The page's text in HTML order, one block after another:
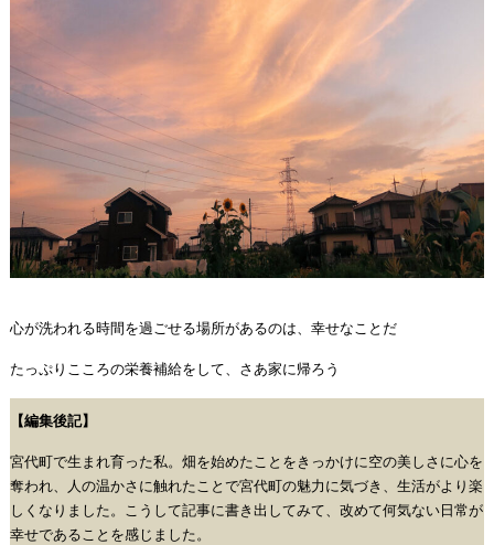
心が洗われる時間を過ごせる場所があるのは、幸せなことだ
たっぷりこころの栄養補給をして、さあ家に帰ろう
【編集後記】
宮代町で生まれ育った私。畑を始めたことをきっかけに空の美しさに心を
奪われ、人の温かさに触れたことで宮代町の魅力に気づき、生活がより楽
しくなりました。こうして記事に書き出してみて、改めて何気ない日常が
幸せであることを感じました。